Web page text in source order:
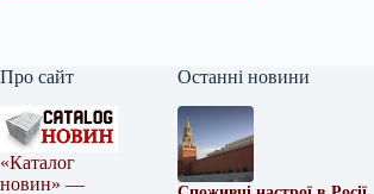
Про сайт
«Каталог
новин» —
Останні новини